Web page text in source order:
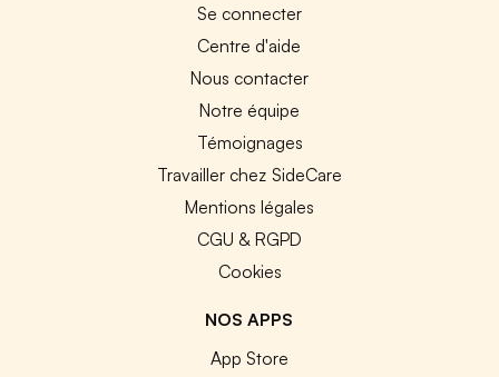
Se connecter
Centre d'aide
Nous contacter
Notre équipe
Témoignages
Travailler chez SideCare
Mentions légales
CGU & RGPD
Cookies
NOS APPS
App Store